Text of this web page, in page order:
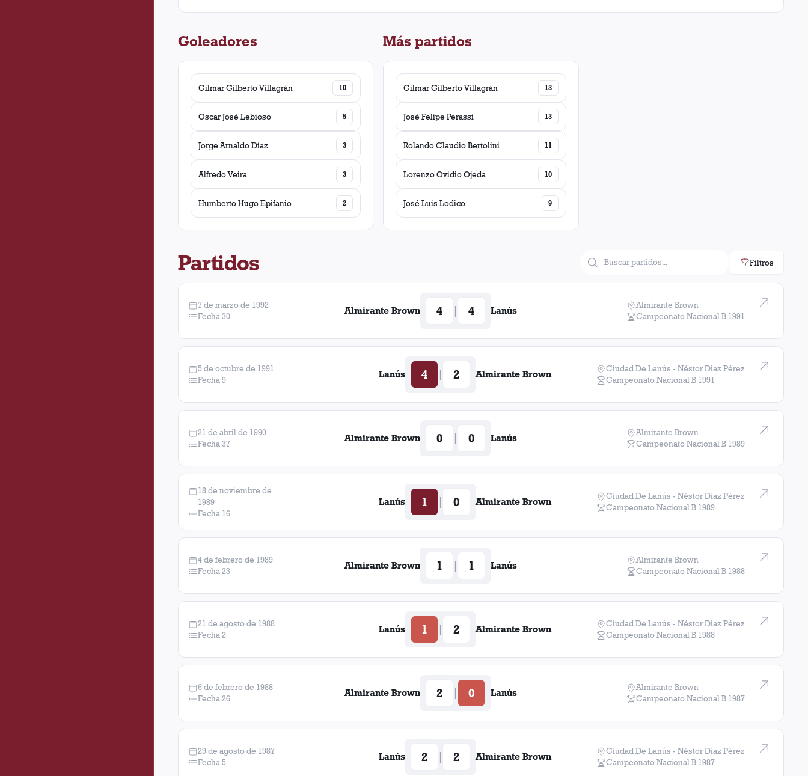
Goleadores
Gilmar Gilberto Villagrán 10
Oscar José Lebioso 5
Jorge Arnaldo Díaz 3
Alfredo Veira 3
Humberto Hugo Epifanio 2
Más partidos
Gilmar Gilberto Villagrán 13
José Felipe Perassi 13
Rolando Claudio Bertolini 11
Lorenzo Ovidio Ojeda 10
José Luis Lodico 9
Partidos Filtros
7 de marzo de 1992
Fecha 30
Almirante Brown 4 4 Lanús
Almirante Brown
Campeonato Nacional B 1991
5 de octubre de 1991
Fecha 9
Lanús 4 2 Almirante Brown
Ciudad De Lanús - Néstor Diaz Pérez
Campeonato Nacional B 1991
21 de abril de 1990
Fecha 37
Almirante Brown 0 0 Lanús
Almirante Brown
Campeonato Nacional B 1989
18 de noviembre de
1989
Fecha 16
Lanús 1 0 Almirante Brown
Ciudad De Lanús - Néstor Diaz Pérez
Campeonato Nacional B 1989
4 de febrero de 1989
Fecha 23
Almirante Brown 1 1 Lanús
Almirante Brown
Campeonato Nacional B 1988
21 de agosto de 1988
Fecha 2
Lanús 1 2 Almirante Brown
Ciudad De Lanús - Néstor Diaz Pérez
Campeonato Nacional B 1988
6 de febrero de 1988
Fecha 26
Almirante Brown 2 0 Lanús
Almirante Brown
Campeonato Nacional B 1987
29 de agosto de 1987
Fecha 5
Lanús 2 2 Almirante Brown
Ciudad De Lanús - Néstor Diaz Pérez
Campeonato Nacional B 1987